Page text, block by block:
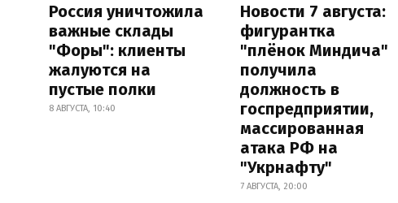
Россия уничтожила
важные склады
"Форы": клиенты
жалуются на
пустые полки
8 АВГУСТА, 10:40
Новости 7 августа:
фигурантка
"плёнок Миндича"
получила
должность в
госпредприятии,
массированная
атака РФ на
"Укрнафту"
7 АВГУСТА, 20:00